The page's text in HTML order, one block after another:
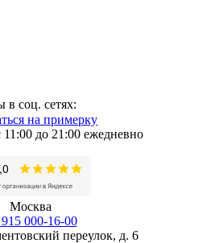
соц. сетях:
на примерку
до 21:00 ежедневно
Москва
000-16-00
переулок, д. 6